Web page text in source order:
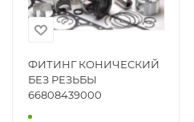
ФИТИНГ КОНИЧЕСКИЙ
БЕЗ РЕЗЬБЫ
66808439000